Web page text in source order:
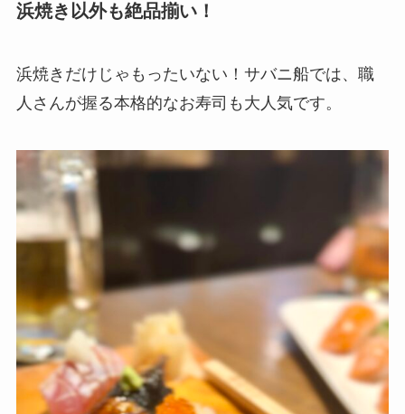
浜焼き以外も絶品揃い！
浜焼きだけじゃもったいない！サバニ船では、職
人さんが握る本格的なお寿司も大人気です。